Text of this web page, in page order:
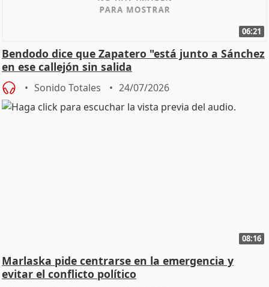
06:21
Bendodo dice que Zapatero "está junto a Sánchez
en ese callejón sin salida
Sonido Totales 24/07/2026
08:16
Marlaska pide centrarse en la emergencia y
evitar el conflicto político